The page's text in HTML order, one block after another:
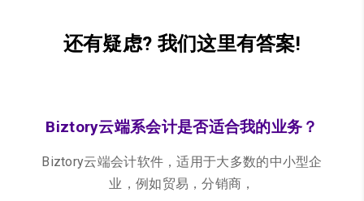
还有疑虑? 我们这里有答案!
Biztory云端系会计是否适合我的业务？
Biztory云端会计软件，适用于大多数的中小型企
业，例如贸易，分销商，